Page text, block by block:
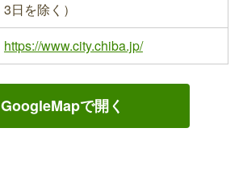
3日を除く）
https://www.city.chiba.jp/
GoogleMapで開く